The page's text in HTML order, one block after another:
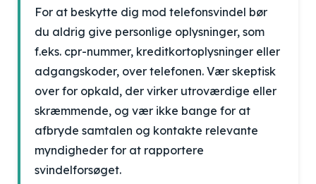
For at beskytte dig mod telefonsvindel bør
du aldrig give personlige oplysninger, som
f.eks. cpr-nummer, kreditkortoplysninger eller
adgangskoder, over telefonen. Vær skeptisk
over for opkald, der virker utroværdige eller
skræmmende, og vær ikke bange for at
afbryde samtalen og kontakte relevante
myndigheder for at rapportere
svindelforsøget.